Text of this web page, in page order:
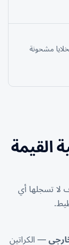
مشحونة
القيمة
لا تسجلها أي
— الكراتين